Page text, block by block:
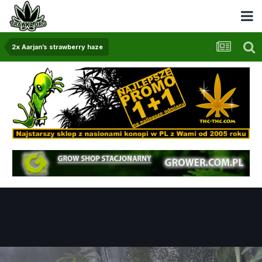
2x Aarjan’s strawberry haze